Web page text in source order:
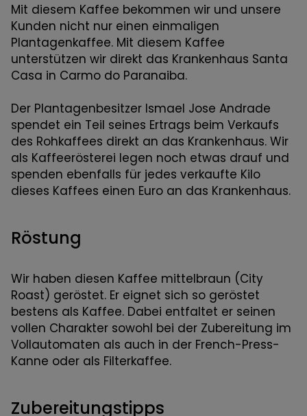
Mit diesem Kaffee bekommen wir und unsere
Kunden nicht nur einen einmaligen
Plantagenkaffee. Mit diesem Kaffee
unterstützen wir direkt das Krankenhaus Santa
Casa in Carmo do Paranaiba.
Der Plantagenbesitzer Ismael Jose Andrade
spendet ein Teil seines Ertrags beim Verkaufs
des Rohkaffees direkt an das Krankenhaus. Wir
als Kaffeerösterei legen noch etwas drauf und
spenden ebenfalls für jedes verkaufte Kilo
dieses Kaffees einen Euro an das Krankenhaus.
Röstung
Wir haben diesen Kaffee mittelbraun (City
Roast) geröstet. Er eignet sich so geröstet
bestens als Kaffee. Dabei entfaltet er seinen
vollen Charakter sowohl bei der Zubereitung im
Vollautomaten als auch in der French-Press-
Kanne oder als Filterkaffee.
Zubereitungstipps